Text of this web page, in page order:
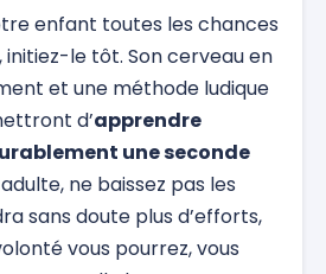
enfant toutes les chances
initiez-le tôt. Son cerveau en
et une méthode ludique
d’apprendre
une seconde
ne baissez pas les
sans doute plus d’efforts,
vous pourrez, vous